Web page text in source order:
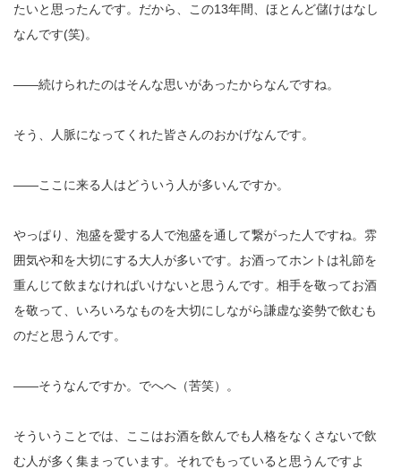
たいと思ったんです。だから、この13年間、ほとんど儲けはなし
なんです(笑)。
――続けられたのはそんな思いがあったからなんですね。
そう、人脈になってくれた皆さんのおかげなんです。
――ここに来る人はどういう人が多いんですか。
やっぱり、泡盛を愛する人で泡盛を通して繋がった人ですね。雰
囲気や和を大切にする大人が多いです。お酒ってホントは礼節を
重んじて飲まなければいけないと思うんです。相手を敬ってお酒
を敬って、いろいろなものを大切にしながら謙虚な姿勢で飲むも
のだと思うんです。
――そうなんですか。でへへ（苦笑）。
そういうことでは、ここはお酒を飲んでも人格をなくさないで飲
む人が多く集まっています。それでもっていると思うんですよ